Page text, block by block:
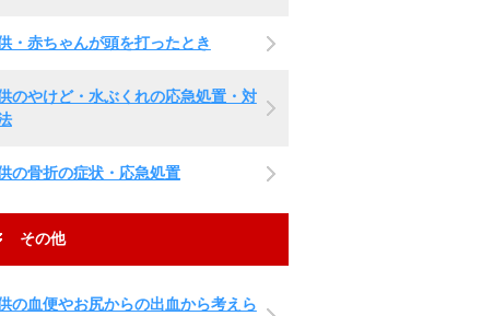
・赤ちゃんが頭を打ったとき
のやけど・水ぶくれの応急処置・対
の骨折の症状・応急処置
その他
の血便やお尻からの出血から考えら